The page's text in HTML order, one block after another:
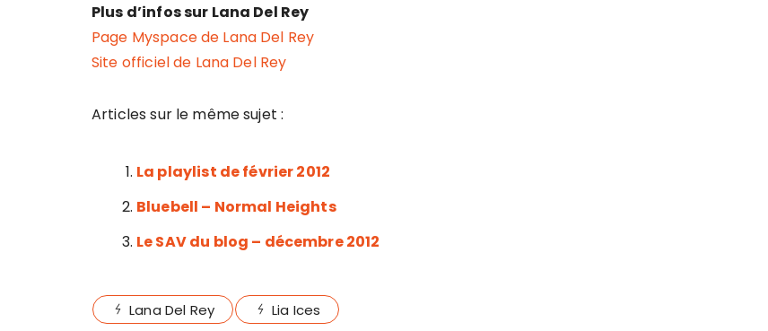
Plus d’infos sur Lana Del Rey
Page Myspace de Lana Del Rey
Site officiel de Lana Del Rey
Articles sur le même sujet :
La playlist de février 2012
Bluebell – Normal Heights
Le SAV du blog – décembre 2012
Lana Del Rey Lia Ices